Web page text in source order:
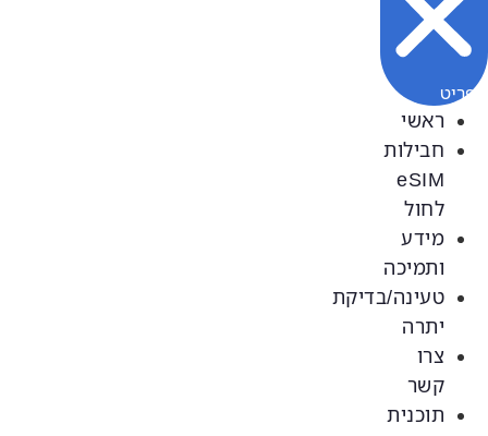
ראשי
חבילות
לחול
מידע
ותמיכה
טעינה/בדיקת
יתרה
צרו
תוכנית